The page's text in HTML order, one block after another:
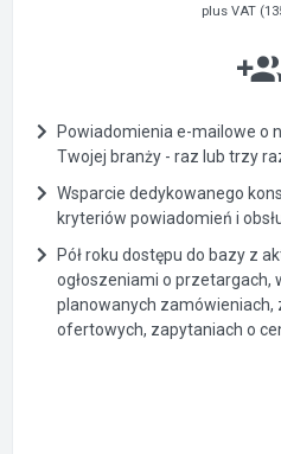
plus VAT
Powiadomienia e-mailowe o
Twojej branży - raz lub trzy
Wsparcie dedykowanego
kryteriów powiadomień i
Pół roku dostępu do bazy z
ogłoszeniami o przetargach,
planowanych zamówieniach,
ofertowych, zapytaniach o